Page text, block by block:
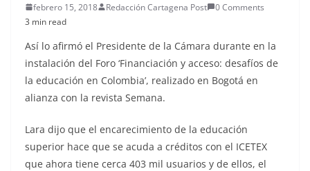
febrero 15, 2018 Redacción Cartagena Post
0 Comments
3 min read
Así lo afirmó el Presidente de la Cámara durante en la
instalación del Foro ‘Financiación y acceso: desafíos de
la educación en Colombia’, realizado en Bogotá en
alianza con la revista Semana.
Lara dijo que el encarecimiento de la educación
superior hace que se acuda a créditos con el ICETEX
que ahora tiene cerca 403 mil usuarios y de ellos, el